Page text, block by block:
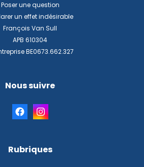
Poser une question
un effet indésirable
François Van Sull
APB 610304
BE0673.662.327
Nous suivre
Rubriques